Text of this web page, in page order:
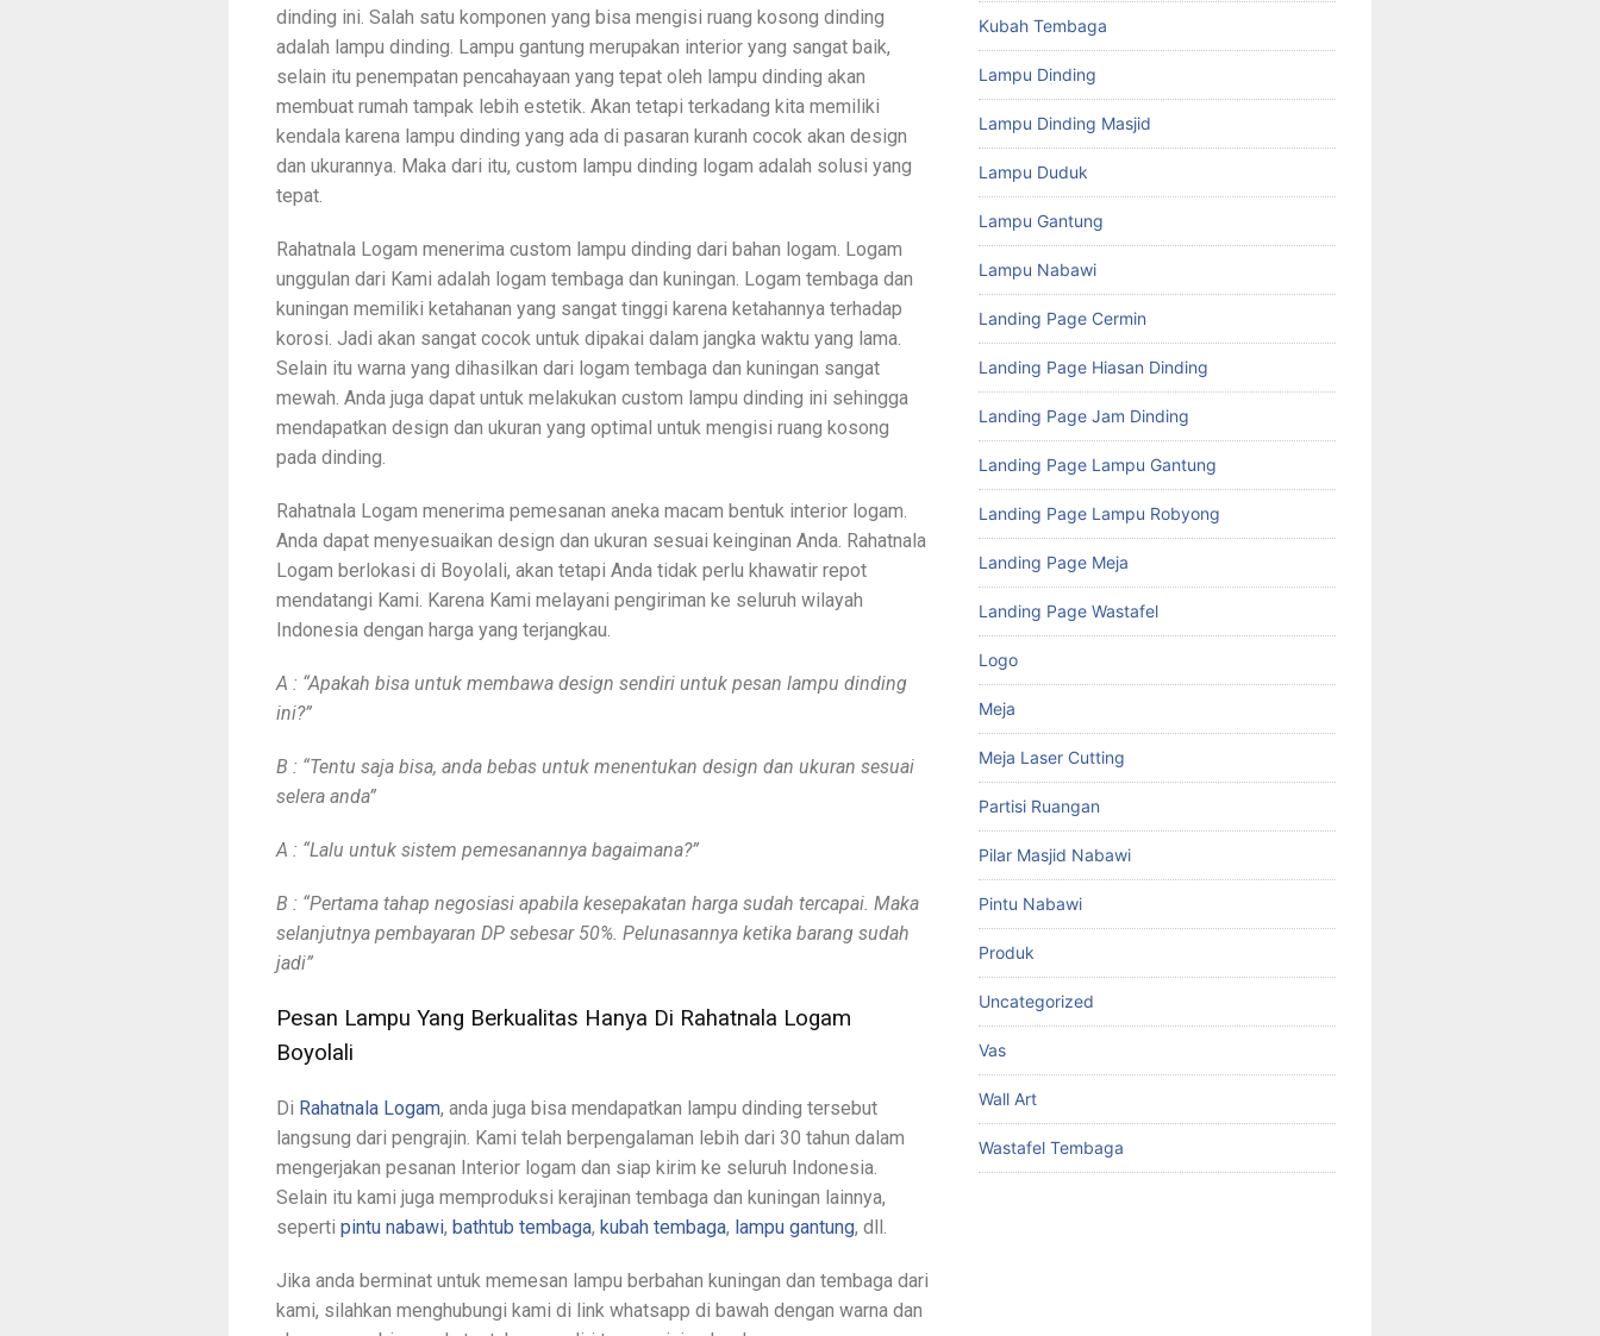
dinding ini. Salah satu komponen yang bisa mengisi ruang kosong dinding
adalah lampu dinding. Lampu gantung merupakan interior yang sangat baik,
selain itu penempatan pencahayaan yang tepat oleh lampu dinding akan
membuat rumah tampak lebih estetik. Akan tetapi terkadang kita memiliki
kendala karena lampu dinding yang ada di pasaran kuranh cocok akan design
dan ukurannya. Maka dari itu, custom lampu dinding logam adalah solusi yang
tepat.
Rahatnala Logam menerima custom lampu dinding dari bahan logam. Logam
unggulan dari Kami adalah logam tembaga dan kuningan. Logam tembaga dan
kuningan memiliki ketahanan yang sangat tinggi karena ketahannya terhadap
korosi. Jadi akan sangat cocok untuk dipakai dalam jangka waktu yang lama.
Selain itu warna yang dihasilkan dari logam tembaga dan kuningan sangat
mewah. Anda juga dapat untuk melakukan custom lampu dinding ini sehingga
mendapatkan design dan ukuran yang optimal untuk mengisi ruang kosong
pada dinding.
Rahatnala Logam menerima pemesanan aneka macam bentuk interior logam.
Anda dapat menyesuaikan design dan ukuran sesuai keinginan Anda. Rahatnala
Logam berlokasi di Boyolali, akan tetapi Anda tidak perlu khawatir repot
mendatangi Kami. Karena Kami melayani pengiriman ke seluruh wilayah
Indonesia dengan harga yang terjangkau.
A : “Apakah bisa untuk membawa design sendiri untuk pesan lampu dinding
ini?”
B : “Tentu saja bisa, anda bebas untuk menentukan design dan ukuran sesuai
selera anda”
A : “Lalu untuk sistem pemesanannya bagaimana?”
B : “Pertama tahap negosiasi apabila kesepakatan harga sudah tercapai. Maka
selanjutnya pembayaran DP sebesar 50%. Pelunasannya ketika barang sudah
jadi”
Pesan Lampu Yang Berkualitas Hanya Di Rahatnala Logam
Boyolali
Di Rahatnala Logam, anda juga bisa mendapatkan lampu dinding tersebut
langsung dari pengrajin. Kami telah berpengalaman lebih dari 30 tahun dalam
mengerjakan pesanan Interior logam dan siap kirim ke seluruh Indonesia.
Selain itu kami juga memproduksi kerajinan tembaga dan kuningan lainnya,
seperti pintu nabawi, bathtub tembaga, kubah tembaga, lampu gantung, dll.
Jika anda berminat untuk memesan lampu berbahan kuningan dan tembaga dari
kami, silahkan menghubungi kami di link whatsapp di bawah dengan warna dan
Kubah Tembaga
Lampu Dinding
Lampu Dinding Masjid
Lampu Duduk
Lampu Gantung
Lampu Nabawi
Landing Page Cermin
Landing Page Hiasan Dinding
Landing Page Jam Dinding
Landing Page Lampu Gantung
Landing Page Lampu Robyong
Landing Page Meja
Landing Page Wastafel
Logo
Meja
Meja Laser Cutting
Partisi Ruangan
Pilar Masjid Nabawi
Pintu Nabawi
Produk
Uncategorized
Vas
Wall Art
Wastafel Tembaga